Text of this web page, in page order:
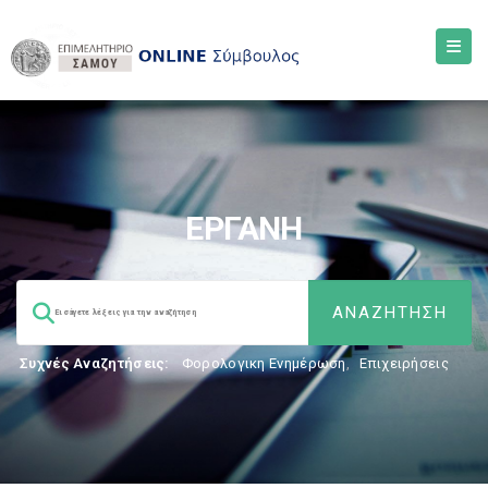
ΕΡΓΑΝΗ
Συχνές Αναζητήσεις: Φορολογικη Ενημέρωση, Επιχειρήσεις